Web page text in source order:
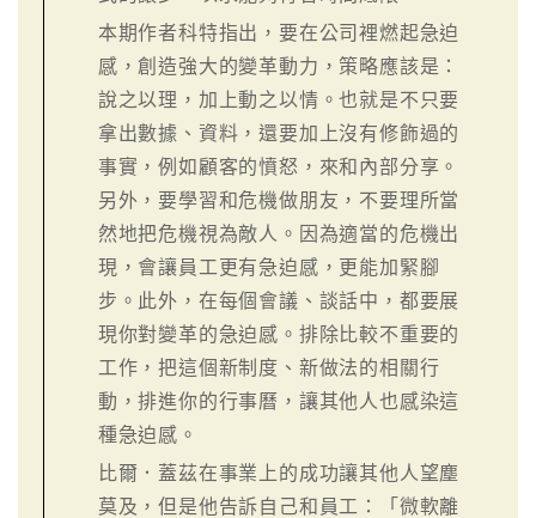
本期作者科特指出，要在公司裡燃起急迫
感，創造強大的變革動力，策略應該是：
說之以理，加上動之以情。也就是不只要
拿出數據、資料，還要加上沒有修飾過的
事實，例如顧客的憤怒，來和內部分享。
另外，要學習和危機做朋友，不要理所當
然地把危機視為敵人。因為適當的危機出
現，會讓員工更有急迫感，更能加緊腳
步。此外，在每個會議、談話中，都要展
現你對變革的急迫感。排除比較不重要的
工作，把這個新制度、新做法的相關行
動，排進你的行事曆，讓其他人也感染這
種急迫感。
比爾．蓋茲在事業上的成功讓其他人望塵
莫及，但是他告訴自己和員工：「微軟離